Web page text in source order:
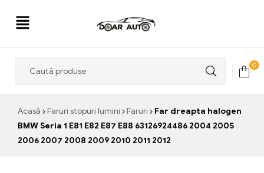
0
Acasă Faruri stopuri lumini Faruri
Far dreapta halogen
BMW Seria 1 E81 E82 E87 E88 63126924486 2004 2005
2006 2007 2008 2009 2010 2011 2012